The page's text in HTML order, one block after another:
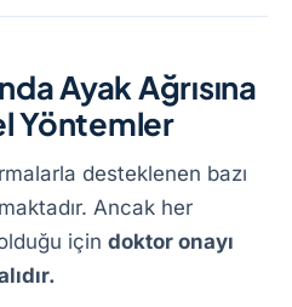
Ayak Ağrısına
Yöntemler
desteklenen bazı
Ancak her
için doktor onayı